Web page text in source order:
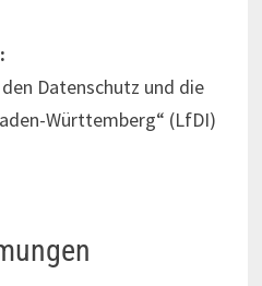
Datenschutz und die
Württemberg“ (LfDI)